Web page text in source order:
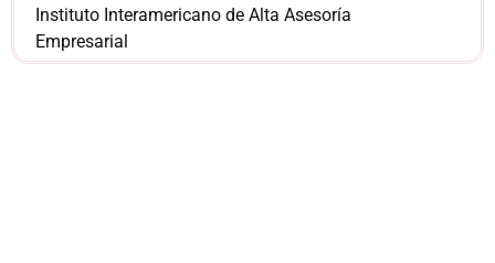
Instituto Interamericano de Alta Asesoría
Empresarial